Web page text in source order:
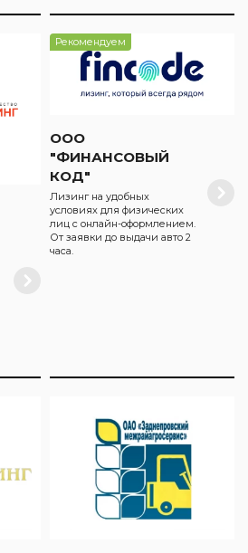
Рекомендуем
ООО
"ФИНАНСОВЫЙ
КОД"
Лизинг на удобных
условиях для физических
лиц с онлайн-оформлением.
От заявки до выдачи авто 2
часа.